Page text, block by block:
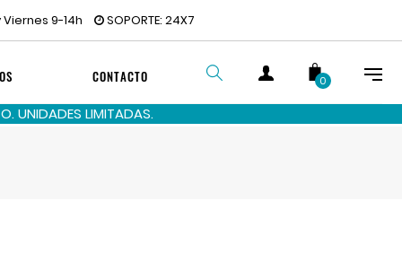
Viernes 9-14h SOPORTE: 24X7
CONTACTO 0
UNIDADES LIMITADAS.